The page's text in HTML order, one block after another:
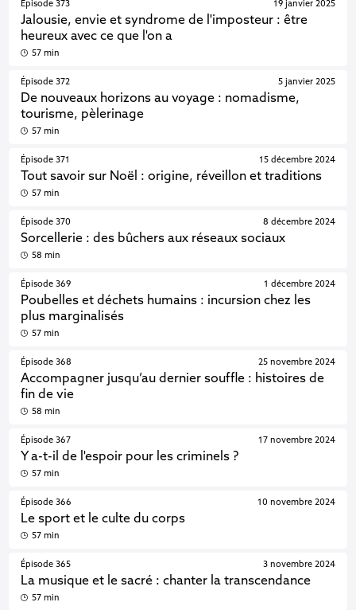
Épisode 373
Jalousie, envie et syndrome de l'imposteur : être
heureux avec ce que l'on a
19 janvier 2025
57 min
Épisode 372
De nouveaux horizons au voyage : nomadisme,
tourisme, pèlerinage
5 janvier 2025
57 min
Épisode 371
Tout savoir sur Noël : origine, réveillon et traditions
15 décembre 2024
57 min
Épisode 370
Sorcellerie : des bûchers aux réseaux sociaux
8 décembre 2024
58 min
Épisode 369
Poubelles et déchets humains : incursion chez les
plus marginalisés
1 décembre 2024
57 min
Épisode 368
Accompagner jusqu’au dernier souffle : histoires de
fin de vie
25 novembre 2024
58 min
Épisode 367
Y a-t-il de l'espoir pour les criminels ?
17 novembre 2024
57 min
Épisode 366
Le sport et le culte du corps
10 novembre 2024
57 min
Épisode 365
La musique et le sacré : chanter la transcendance
3 novembre 2024
57 min